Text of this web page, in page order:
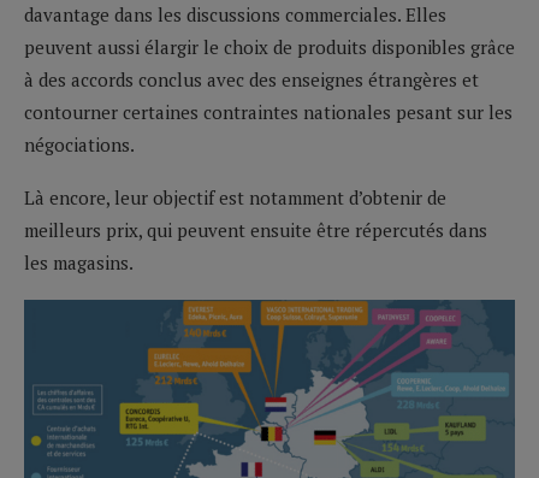
davantage dans les discussions commerciales. Elles
peuvent aussi élargir le choix de produits disponibles grâce
à des accords conclus avec des enseignes étrangères et
contourner certaines contraintes nationales pesant sur les
négociations.
Là encore, leur objectif est notamment d’obtenir de
meilleurs prix, qui peuvent ensuite être répercutés dans
les magasins.